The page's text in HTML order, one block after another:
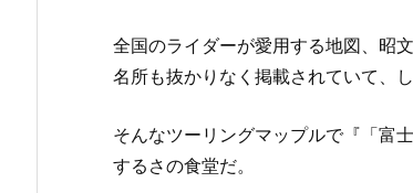
全国のライダーが愛用する地図、昭
名所も抜かりなく掲載されていて、
そんなツーリングマップルで『「富
するさの食堂だ。